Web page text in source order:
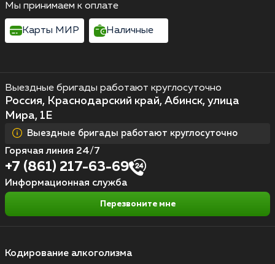
Кодирование алкоголизма
Выездные бригады работают круглосуточно
Россия, Краснодарский край, Абинск, улица
Мира, 1Е
Выездные бригады работают круглосуточно
Горячая линия 24/7
+7 (861) 217-63-69
Информационная служба
Перезвоните мне
Мы принимаем к оплате
Карты МИР Наличные